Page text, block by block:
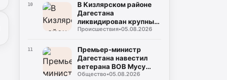
10
В Кизлярском районе
Дагестана
ликвидирован крупный
очаг саранчи
Происшествия•05.08.2026
11
Премьер-министр
Дагестана навестил
ветерана ВОВ Мусу
Багаудинова в его новой
Общество•05.08.2026